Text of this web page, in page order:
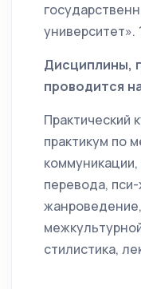
университет».
Дисциплины,
проводится
Практический
практикум по
коммуникации,
перевода,
стилистика,